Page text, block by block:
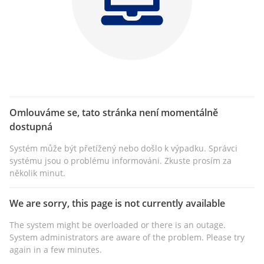
Omlouváme se, tato stránka není momentálně
dostupná
Systém může být přetížený nebo došlo k výpadku. Správci
systému jsou o problému informováni. Zkuste prosím za
několik minut.
We are sorry, this page is not currently available
The system might be overloaded or there is an outage.
System administrators are aware of the problem. Please try
again in a few minutes.